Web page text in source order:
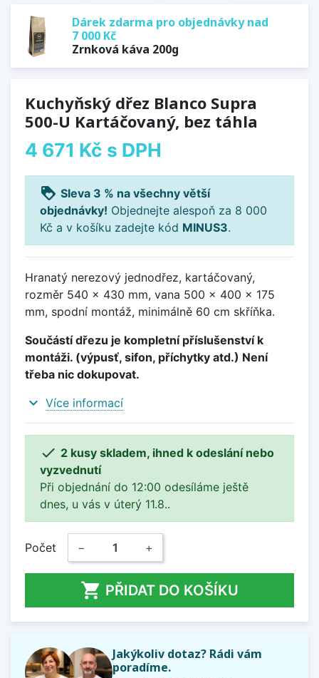
Dárek zdarma pro objednávky nad
7 000 Kč
Zrnková káva 200g
Kuchyňský dřez Blanco Supra
500-U Kartáčovaný, bez táhla
4 671 Kč s DPH
loyalty Sleva 3 % na všechny větší
objednávky! Objednejte alespoň za 8 000
Kč a v košíku zadejte kód MINUS3.
Hranatý nerezový jednodřez, kartáčovaný,
rozměr 540 x 430 mm, vana 500 x 400 x 175
mm, spodní montáž, minimálně 60 cm skříňka.
Součástí dřezu je kompletní příslušenství k
montáži. (výpusť, sifon, příchytky atd.) Není
třeba nic dokupovat.
expand_more Více informací
 2 kusy skladem, ihned k odeslání nebo
vyzvednutí
Při objednání do 12:00 odesíláme ještě
dnes, u vás v úterý 11.8..
Počet − +
 PŘIDAT DO KOŠÍKU
Jakýkoliv dotaz? Rádi vám
poradíme.